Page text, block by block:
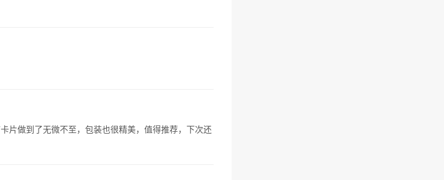
片做到了无微不至，包装也很精美，值得推荐，下次还